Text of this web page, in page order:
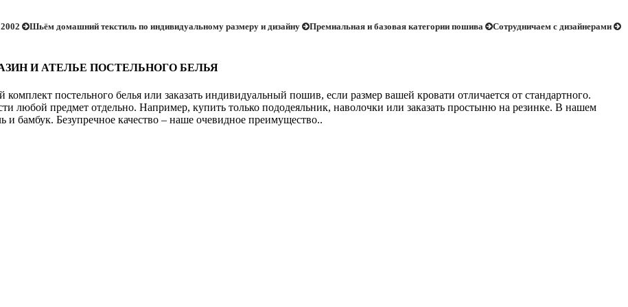
Шьём домашний текстиль по индивидуальному размеру и дизайну Премиальная и базовая категории пошива Сотрудничаем с дизайнерами
И АТЕЛЬЕ ПОСТЕЛЬНОГО БЕЛЬЯ
постельного белья или заказать индивидуальный пошив, если размер вашей кровати отличается от стандартного.
любой предмет отдельно. Например, купить только пододеяльник, наволочки или заказать простыню на резинке. В нашем
и бамбук. Безупречное качество – наше очевидное преимущество..